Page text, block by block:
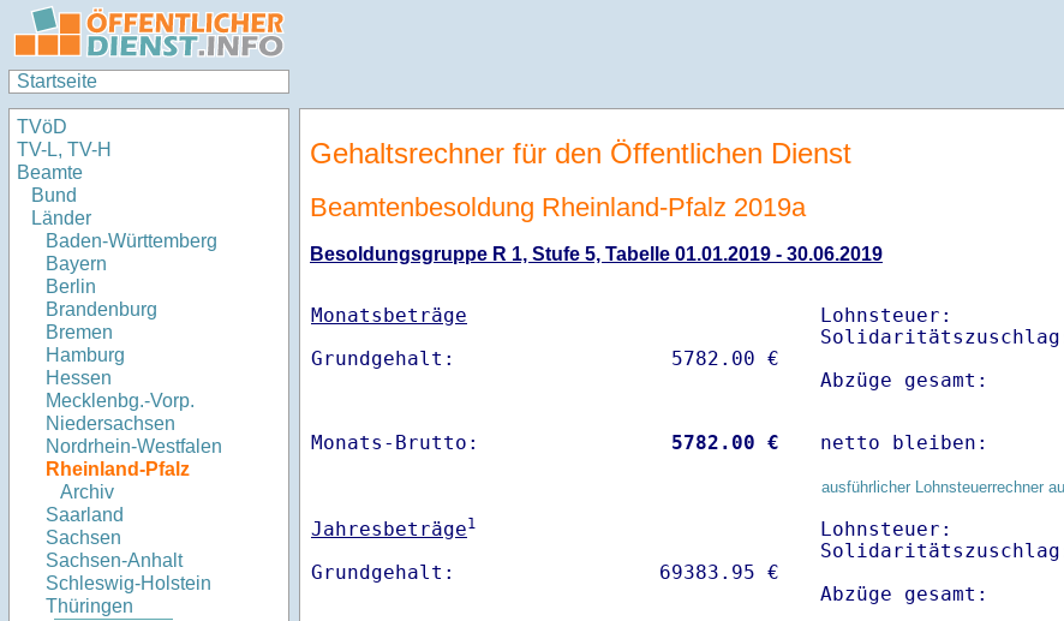
Startseite
TVöD
TV-L, TV-H
Beamte
Bund
Länder
Baden-Württemberg
Bayern
Berlin
Brandenburg
Bremen
Hamburg
Hessen
Mecklenbg.-Vorp.
Niedersachsen
Nordrhein-Westfalen
Rheinland-Pfalz
Archiv
Saarland
Sachsen
Sachsen-Anhalt
Schleswig-Holstein
Thüringen
Gehaltsrechner für den Öffentlichen Dienst
Beamtenbesoldung Rheinland-Pfalz 2019a
Besoldungsgruppe R 1, Stufe 5, Tabelle 01.01.2019 - 30.06.2019
Monatsbeträge
Lohnsteuer:
Abzüge gesamt:
Monats-Brutto: 5782.00 € netto
ausführlicher Lohnsteuerrechner
Jahresbeträge1
Lohnsteuer:
Abzüge gesamt: